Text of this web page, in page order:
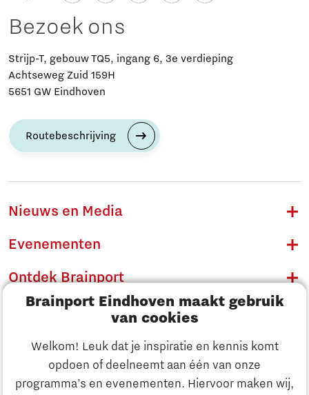
Brainport Eindhoven maakt gebruik
van cookies
Welkom! Leuk dat je inspiratie en kennis komt
opdoen of deelneemt aan één van onze
programma’s en evenementen. Hiervoor maken wij,
Bezoek ons
Strijp-T, gebouw TQ5, ingang 6, 3e verdieping
Achtseweg Zuid 159H
5651 GW Eindhoven
Routebeschrijving
Nieuws en Media
Evenementen
Ontdek Brainport
Innovatie
Ondernemen
Onderwijs